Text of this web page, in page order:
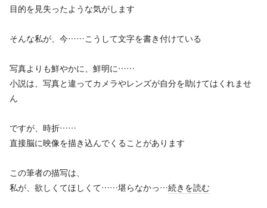
目的を見失ったような気がします
そんな私が、今……こうして文字を書き付けている
写真よりも鮮やかに、鮮明に……
小説は、写真と違ってカメラやレンズが自分を助けてはくれませ
ん
ですが、時折……
直接脳に映像を描き込んでくることがあります
この筆者の描写は、
私が、欲しくてほしくて……堪らなかっ…続きを読む